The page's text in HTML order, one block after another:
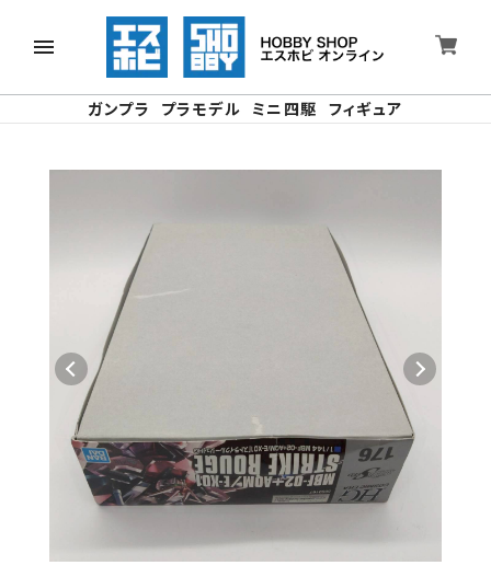
ガンプラ プラモデル ミニ四駆 フィギュア